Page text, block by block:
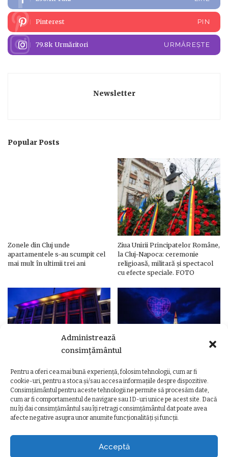
Administrează
consimțământul
Pentru a oferi cea mai bună experiență, folosim tehnologii, cum ar fi
cookie-uri, pentru a stoca și/sau accesa informațiile despre dispozitive.
Consimțământul pentru aceste tehnologii ne permite să procesăm date,
cum ar fi comportamentul de navigare sau ID-uri unice pe acest site. Dacă
nu îți dai consimțământul sau îți retragi consimțământul dat poate avea
afecte negative asupra unor anumite funcționalități și funcții.
Acceptă
Pinterest PIN
79.8k Urmăritori URMĂREȘTE
Newsletter
Popular Posts
Zonele din Cluj unde
apartamentele s-au scumpit cel
mai mult în ultimii trei ani
Ziua Unirii Principatelor Române,
la Cluj-Napoca: ceremonie
religioasă, militară și spectacol
cu efecte speciale. FOTO
Ziua Unirii Principatelor Române
– Clădiri și poduri din Cluj,
iluminate în culorile drapelului
Ziua Unirii la Cluj-Napoca.
Programul complet al
evenimentelor